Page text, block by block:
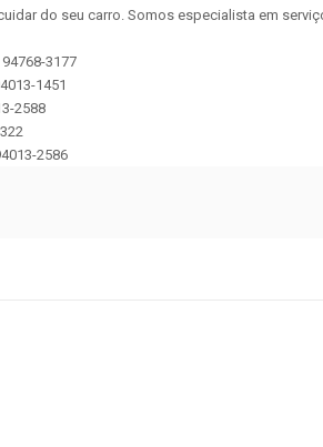
do seu carro. Somos especialista em
3177
1451
2588
2586